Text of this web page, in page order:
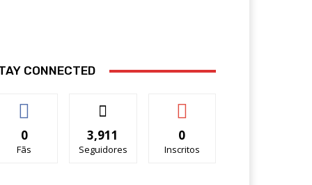
CONNECTED
0
Fãs
3,911
Seguidores
0
Inscritos